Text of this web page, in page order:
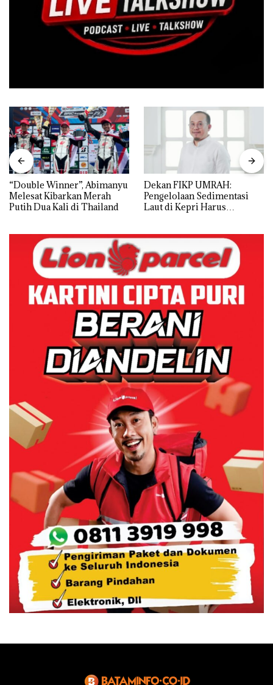
“Double Winner”, Abimanyu
Melesat Kibarkan Merah
Putih Dua Kali di Thailand
Dekan FIKP UMRAH:
Pengelolaan Sedimentasi
Laut di Kepri Harus
dengan Konservasi